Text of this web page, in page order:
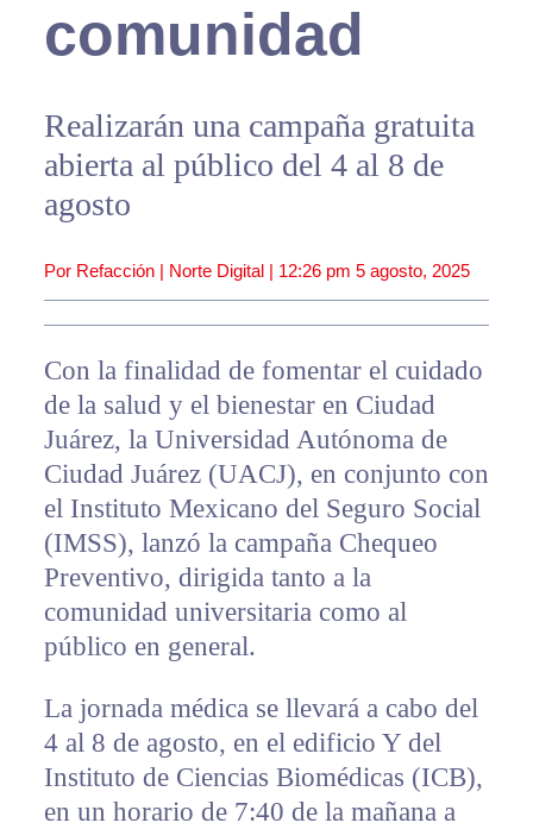
comunidad
Realizarán una campaña gratuita
abierta al público del 4 al 8 de
agosto
Por Refacción | Norte Digital | 12:26 pm 5 agosto, 2025
Con la finalidad de fomentar el cuidado
de la salud y el bienestar en Ciudad
Juárez, la Universidad Autónoma de
Ciudad Juárez (UACJ), en conjunto con
el Instituto Mexicano del Seguro Social
(IMSS), lanzó la campaña Chequeo
Preventivo, dirigida tanto a la
comunidad universitaria como al
público en general.
La jornada médica se llevará a cabo del
4 al 8 de agosto, en el edificio Y del
Instituto de Ciencias Biomédicas (ICB),
en un horario de 7:40 de la mañana a